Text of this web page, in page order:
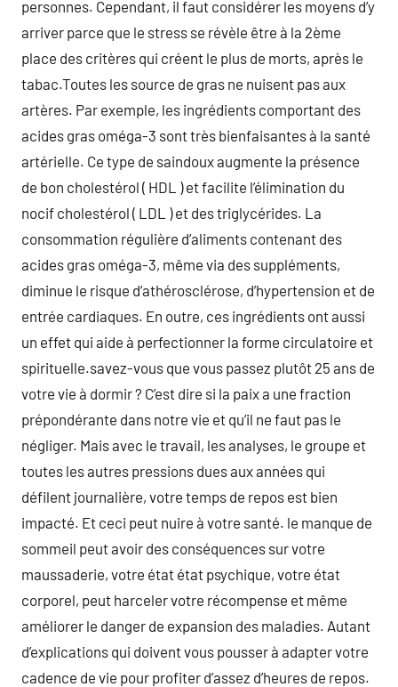
personnes. Cependant, il faut considérer les moyens d’y
arriver parce que le stress se révèle être à la 2ème
place des critères qui créent le plus de morts, après le
tabac.Toutes les source de gras ne nuisent pas aux
artères. Par exemple, les ingrédients comportant des
acides gras oméga-3 sont très bienfaisantes à la santé
artérielle. Ce type de saindoux augmente la présence
de bon cholestérol ( HDL ) et facilite l’élimination du
nocif cholestérol ( LDL ) et des triglycérides. La
consommation régulière d’aliments contenant des
acides gras oméga-3, même via des suppléments,
diminue le risque d’athérosclérose, d’hypertension et de
entrée cardiaques. En outre, ces ingrédients ont aussi
un effet qui aide à perfectionner la forme circulatoire et
spirituelle.savez-vous que vous passez plutôt 25 ans de
votre vie à dormir ? C’est dire si la paix a une fraction
prépondérante dans notre vie et qu’il ne faut pas le
négliger. Mais avec le travail, les analyses, le groupe et
toutes les autres pressions dues aux années qui
défilent journalière, votre temps de repos est bien
impacté. Et ceci peut nuire à votre santé. le manque de
sommeil peut avoir des conséquences sur votre
maussaderie, votre état état psychique, votre état
corporel, peut harceler votre récompense et même
améliorer le danger de expansion des maladies. Autant
d’explications qui doivent vous pousser à adapter votre
cadence de vie pour profiter d’assez d’heures de repos.